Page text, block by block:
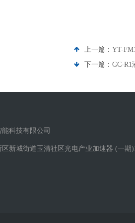
上一篇： YT-
下一篇： GC-R1
科技有限公司
新城街道玉清社区光电产业加速器 (一期